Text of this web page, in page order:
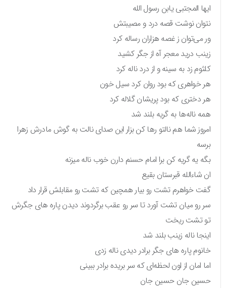
ایها المجتبی یابن رسول الله
نتوان نوشت قصه درد و مصیبتش
ور می‌توان ز غصه هزاران رساله کرد
زینب درید معجر آه از جگر کشید
کلثوم زد به سینه و از درد ناله کرد
هر خواهری که بود روان کرد سیل خون
هر دختری که بود پریشان گلاله کرد
همه ناله‌ها به گریه بلند شد
امروز شما هم نالتو رها کن بزار این صدای نالت به گوش مادرش زهرا
برسه
بگه یه گریه کن برا امام حسنم دارن خوب ناله میزنه
ان شاءالله قبرستان بقیع
گفت خواهرم تشت رو بیار همچین که تشت رو مقابلش قرار داد
سر رو میان تشت آورد تا سر رو عقب برگردوند دیدن پاره های جگرش
تو تشت ریخت
اینجا ناله زینب بلند شد
خانوم پاره های جگر برادر دیدی ناله زدی
اما امان از اون لحظه‌ای که سر بریده برادر ببینی
حسین جان حسین جان